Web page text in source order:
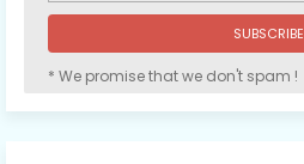
* We promise that we don't spam !